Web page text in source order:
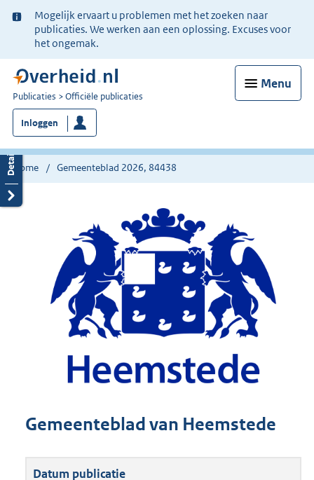
Ter
informatie:
Mogelijk ervaart u problemen met het zoeken naar
publicaties. We werken aan een oplossing. Excuses voor
het ongemak.
Menu
U
bent
nu
hier:
Publicaties Officiële publicaties
Inloggen
Home Gemeenteblad 2026, 84438
Gemeenteblad van Heemstede